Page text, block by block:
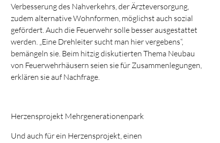
Verbesserung des Nahverkehrs, der Ärzteversorgung,
zudem alternative Wohnformen, möglichst auch sozial
gefördert. Auch die Feuerwehr solle besser ausgestattet
werden. „Eine Drehleiter sucht man hier vergebens“,
bemängeln sie. Beim hitzig diskutierten Thema Neubau
von Feuerwehrhäusern seien sie für Zusammenlegungen,
erklären sie auf Nachfrage.
Herzensprojekt Mehrgenerationenpark
Und auch für ein Herzensprojekt, einen